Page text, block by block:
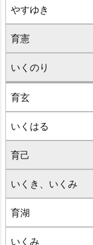
やすゆき
育憲
いくのり
育玄
いくはる
育己
いくき、いくみ
育湖
いくみ